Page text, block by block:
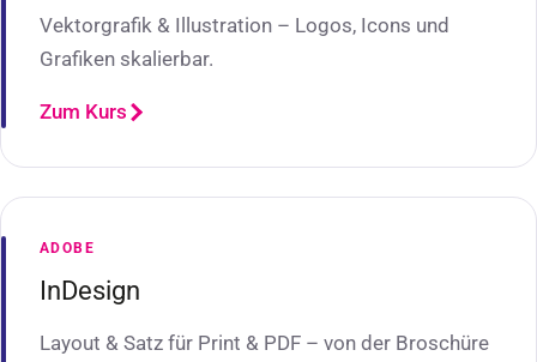
Vektorgrafik & Illustration – Logos, Icons und
Grafiken skalierbar.
Zum Kurs
ADOBE
InDesign
Layout & Satz für Print & PDF – von der Broschüre